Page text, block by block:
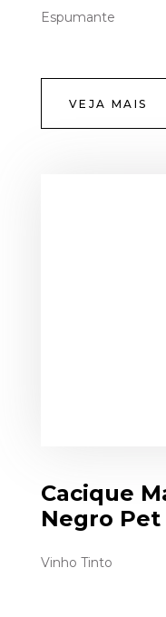
Espumante
VEJA MAIS
Cacique
Negro
Vinho Tinto